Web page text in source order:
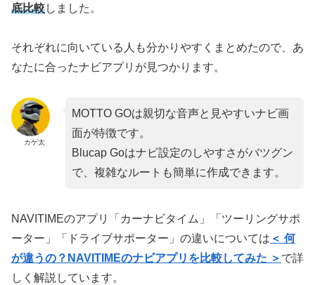
底比較しました。
それぞれに向いている人も分かりやすくまとめたので、あ
なたに合ったナビアプリが見つかります。
カゲ太
MOTTO GOは親切な音声と見やすいナビ画
面が特徴です。
Blucap Goはナビ設定のしやすさがバツグン
で、複雑なルートも簡単に作成できます。
NAVITIMEのアプリ「カーナビタイム」「ツーリングサポ
ーター」「ドライブサポーター」の違いについては ＜ 何
が違うの？NAVITIMEのナビアプリを比較してみた ＞ で詳
しく解説しています。